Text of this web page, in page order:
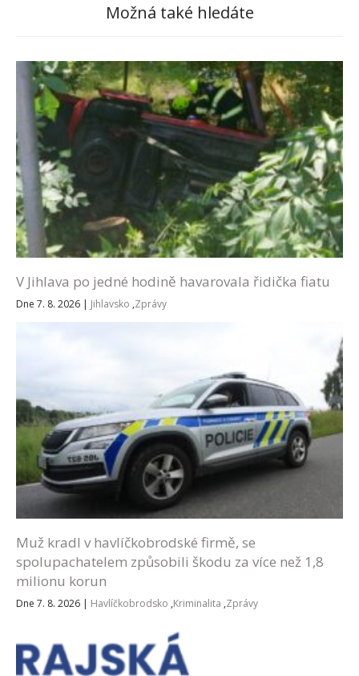
Možná také hledáte
V Jihlava po jedné hodině havarovala řidička fiatu
Dne 7. 8. 2026 | Jihlavsko ,Zprávy
Muž kradl v havlíčkobrodské firmě, se
spolupachatelem způsobili škodu za více než 1,8
milionu korun
Dne 7. 8. 2026 | Havlíčkobrodsko ,Kriminalita ,Zprávy